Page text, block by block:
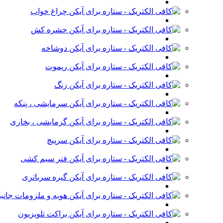
چراغ خواب
حشره کش
دوشاخه
ریموت
زنگ
سرمایشی ، پنکه
گرمایشی ، بخاری
سرپیچ
فنر سیم کشی
گیره سرباتری
هویه و ملزومات
براکت تلویزیون